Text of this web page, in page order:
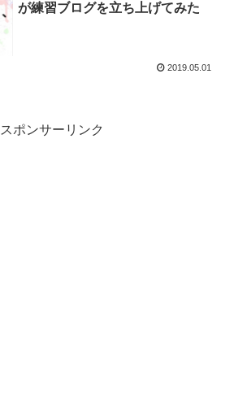
が練習ブログを立ち上げてみた
2019.05.01
スポンサーリンク